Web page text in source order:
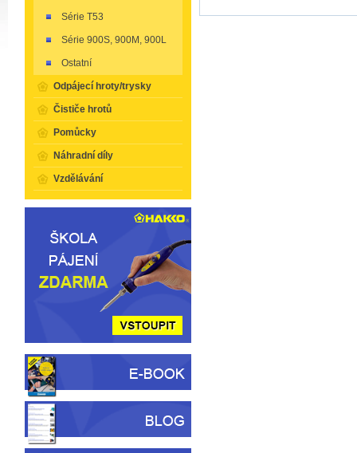
Série T53
Série 900S, 900M, 900L
Ostatní
Odpájecí hroty/trysky
Čističe hrotů
Pomůcky
Náhradní díly
Vzdělávání